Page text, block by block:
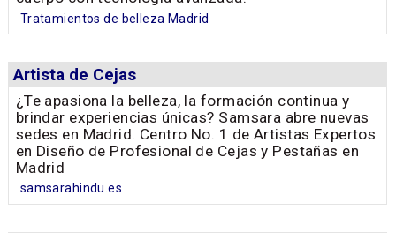
Tratamientos de belleza Madrid
Artista de Cejas
¿Te apasiona la belleza, la formación continua y
brindar experiencias únicas? Samsara abre nuevas
sedes en Madrid. Centro No. 1 de Artistas Expertos
en Diseño de Profesional de Cejas y Pestañas en
Madrid
samsarahindu.es